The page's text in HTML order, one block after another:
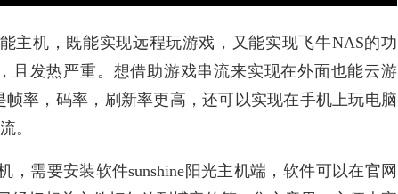
主机，既能实现远程玩游戏，又能实现飞牛NAS的功
且发热严重。想借助游戏串流来实现在外面也能云游
率，码率，刷新率更高，还可以实现在手机上玩电脑
。
需要安装软件sunshine阳光主机端，软件可以在官网